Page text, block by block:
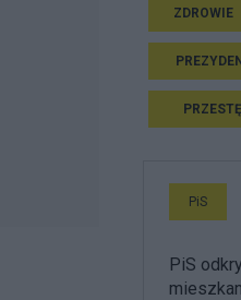
ZDROWIE
PiS
PiS